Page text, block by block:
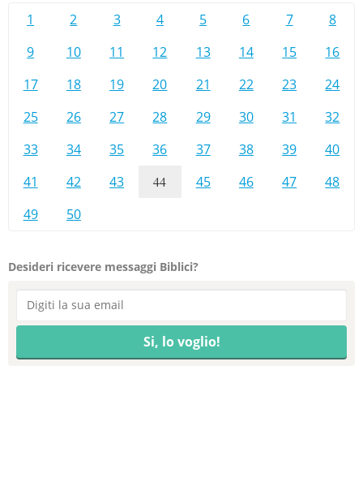
1 2 3 4 5 6 7
8
9
10 11 12 13 14 15
16
17
18 19 20 21 22 23
24
25
26 27 28 29 30 31
32
33
34 35 36 37 38 39
40
41
42 43 44 45 46 47
48
49
50
Desideri ricevere messaggi Biblici?